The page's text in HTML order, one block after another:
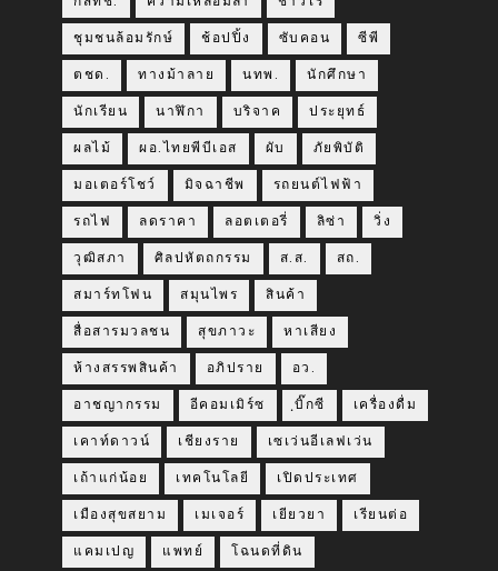
ชุมชนล้อมรักษ์ ช้อปปิ้ง ซับคอน ซีพี
ตชด. ทางม้าลาย นทพ. นักศึกษา
นักเรียน นาฬิกา บริจาค ประยุทธ์
ผลไม้ ผอ.ไทยพีบีเอส ผับ ภัยพิบัติ
มอเตอร์โชว์ มิจฉาชีพ รถยนต์ไฟฟ้า
รถไฟ ลดราคา ลอตเตอรี่ ลิซ่า วิ่ง
วุฒิสภา ศิลปหัตถกรรม ส.ส. สถ.
สมาร์ทโฟน สมุนไพร สินค้า
สื่อสารมวลชน สุขภาวะ หาเสียง
ห้างสรรพสินค้า อภิปราย อว.
อาชญากรรม อีคอมเมิร์ซ ฺบิ๊กซี เครื่องดื่ม
เคาท์ดาวน์ เชียงราย เซเว่นอีเลฟเว่น
เถ้าแก่น้อย เทคโนโลยี เปิดประเทศ
เมืองสุขสยาม เมเจอร์ เยียวยา เรียนต่อ
แคมเปญ แพทย์ โฉนดที่ดิน